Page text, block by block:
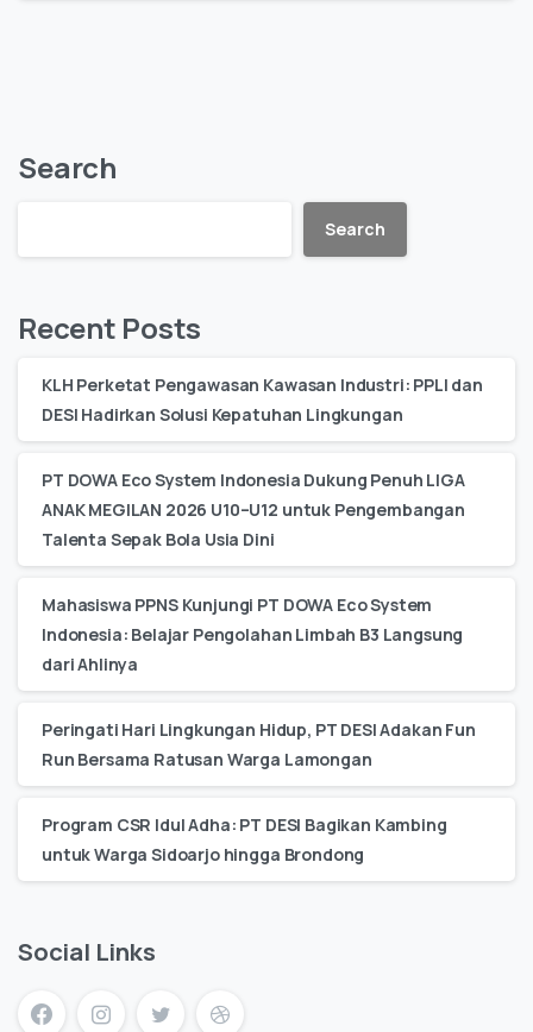
Search
Search
Recent Posts
KLH Perketat Pengawasan Kawasan Industri: PPLI dan
DESI Hadirkan Solusi Kepatuhan Lingkungan
PT DOWA Eco System Indonesia Dukung Penuh LIGA
ANAK MEGILAN 2026 U10–U12 untuk Pengembangan
Talenta Sepak Bola Usia Dini
Mahasiswa PPNS Kunjungi PT DOWA Eco System
Indonesia: Belajar Pengolahan Limbah B3 Langsung
dari Ahlinya
Peringati Hari Lingkungan Hidup, PT DESI Adakan Fun
Run Bersama Ratusan Warga Lamongan
Program CSR Idul Adha: PT DESI Bagikan Kambing
untuk Warga Sidoarjo hingga Brondong
Social Links